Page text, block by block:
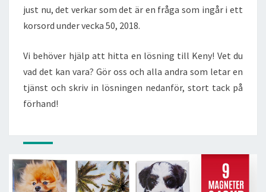
just nu, det verkar som det är en fråga som ingår i ett
korsord under vecka 50, 2018.
Vi behöver hjälp att hitta en lösning till Keny! Vet du
vad det kan vara? Gör oss och alla andra som letar en
tjänst och skriv in lösningen nedanför, stort tack på
förhand!